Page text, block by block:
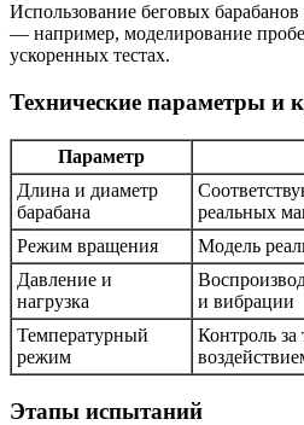
Использование беговых
— например, моделирование
ускоренных тестах.
Технические параметры и
Параметр
Длина и диаметр
барабана
реальных
Режим вращения
Модель
Давление и
нагрузка
и вибрации
Температурный
режим
Контроль за
Этапы испытаний